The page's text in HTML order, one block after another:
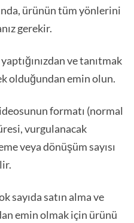
ürünün tüm yönlerini
gerekir.
ve tanıtmak
olduğundan emin olun.
formatı (normal
vurgulanacak
veya dönüşüm sayısı
sayıda satın alma ve
emin olmak için ürünü